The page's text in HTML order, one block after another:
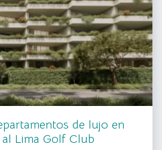
de lujo en
Lima Golf Club